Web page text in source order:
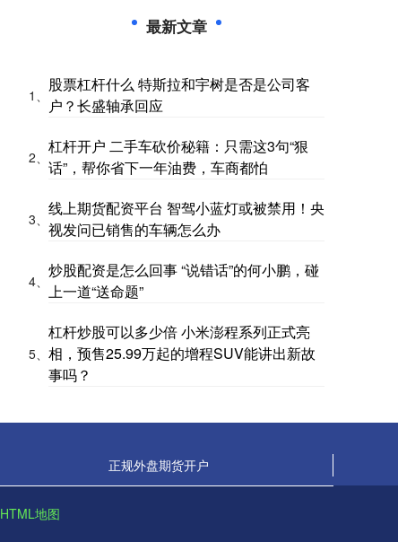
最新文章
1、
股票杠杆什么 特斯拉和宇树是否是公司客
户？长盛轴承回应
2、
杠杆开户 二手车砍价秘籍：只需这3句“狠
话”，帮你省下一年油费，车商都怕
3、
线上期货配资平台 智驾小蓝灯或被禁用！央
视发问已销售的车辆怎么办
4、
炒股配资是怎么回事 “说错话”的何小鹏，碰
上一道“送命题”
5、
杠杆炒股可以多少倍 小米澎程系列正式亮
相，预售25.99万起的增程SUV能讲出新故
事吗？
正规外盘期货开户
HTML地图